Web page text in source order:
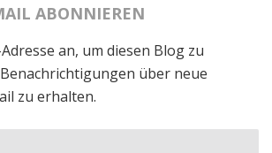
ABONNIEREN
an, um diesen Blog zu
über neue
zu erhalten.